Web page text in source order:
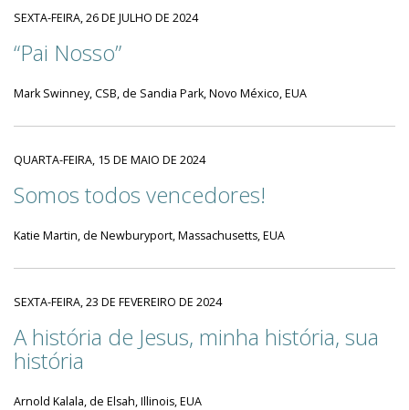
SEXTA-FEIRA, 26 DE JULHO DE 2024
“Pai Nosso”
Mark Swinney, CSB, de Sandia Park, Novo México, EUA
QUARTA-FEIRA, 15 DE MAIO DE 2024
Somos todos vencedores!
Katie Martin, de Newburyport, Massachusetts, EUA
SEXTA-FEIRA, 23 DE FEVEREIRO DE 2024
A história de Jesus, minha história, sua
história
Arnold Kalala, de Elsah, Illinois, EUA